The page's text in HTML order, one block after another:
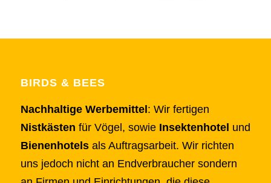
BIRDS & BEES
Nachhaltige Werbemittel : Wir fertigen
Nistkästen für Vögel, sowie Insektenhotel und
Bienenhotelsals Auftragsarbeit. Wir richten
uns jedoch nicht an Endverbraucher sondern